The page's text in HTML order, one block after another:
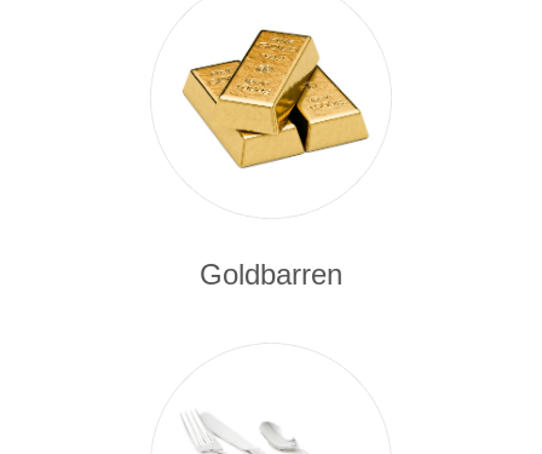
Goldbarren